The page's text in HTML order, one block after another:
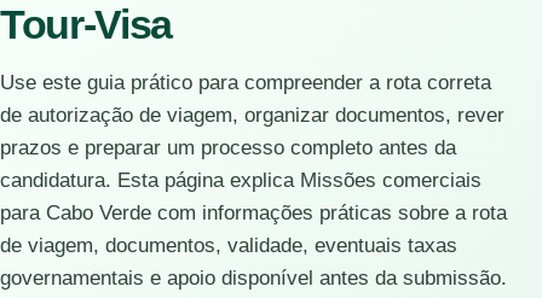
Tour-Visa
Use este guia prático para compreender a rota correta
de autorização de viagem, organizar documentos, rever
prazos e preparar um processo completo antes da
candidatura. Esta página explica Missões comerciais
para Cabo Verde com informações práticas sobre a rota
de viagem, documentos, validade, eventuais taxas
governamentais e apoio disponível antes da submissão.